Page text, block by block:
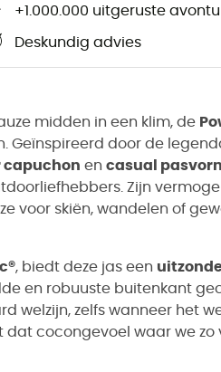
+1.000.000 uitgeruste
Deskundig advies
midden in een klim, de
Geïnspireerd door de
capuchon en casual
Zijn
voor skiën, wandelen of
, biedt deze jas een
en robuuste buitenkant
welzijn, zelfs wanneer het
cocongevoel waar we zo